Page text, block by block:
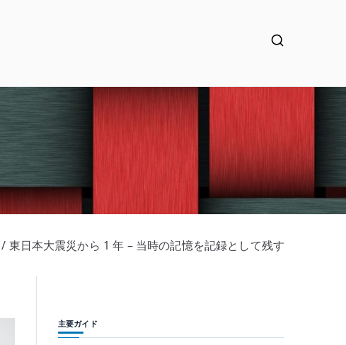
東日本大震災から 1 年 – 当時の記憶を記録として残す
主要ガイド